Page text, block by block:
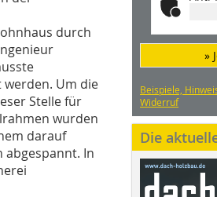
durch
werden. Um die
Stelle für
wurden
darauf
abgespannt. In
»
Beispiele,
Widerruf
Die